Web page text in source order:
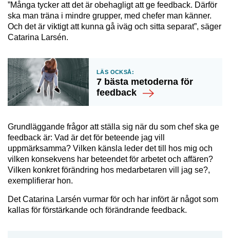
”Många tycker att det är obehagligt att ge feedback. Därför
ska man träna i mindre grupper, med chefer man känner.
Och det är viktigt att kunna gå iväg och sitta separat”, säger
Catarina Larsén.
Läs också:
7 bästa metoderna för
feedback
Grundläggande frågor att ställa sig när du som chef ska ge
feedback är: Vad är det för beteende jag vill
uppmärksamma? Vilken känsla leder det till hos mig och
vilken konsekvens har beteendet för arbetet och affären?
Vilken konkret förändring hos medarbetaren vill jag se?,
exemplifierar hon.
Det Catarina Larsén vurmar för och har infört är något som
kallas för förstärkande och förändrande feedback.